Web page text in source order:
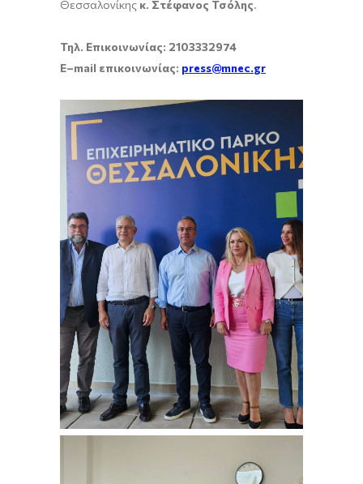
Θεσσαλονίκης κ. Στέφανος Τσόλης.
Τηλ. Επικοινωνίας: 2103332974
E–mail επικοινωνίας: press@mnec.gr